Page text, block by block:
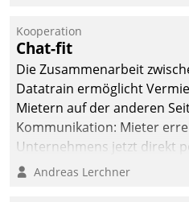
Kooperation
Chat-fit
Die Zusammenarbeit
Datatrain ermöglicht
Mietern auf der anderen
Kommunikation: Mieter
Unternehmens jetzt direkt
Mitarbeiter oder
Andreas Lerchner